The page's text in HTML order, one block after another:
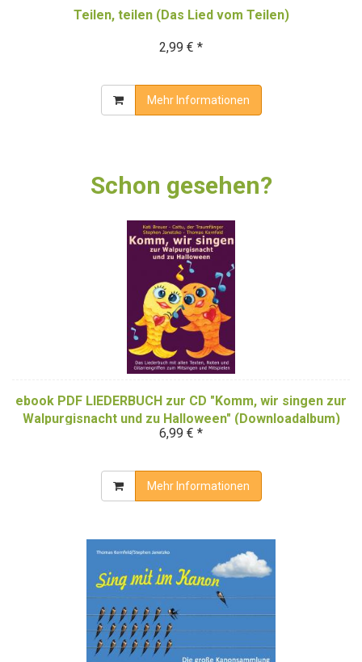
Teilen, teilen (Das Lied vom Teilen)
2,99 € *
Mehr Informationen
Schon gesehen?
ebook PDF LIEDERBUCH zur CD "Komm, wir singen zur
Walpurgisnacht und zu Halloween" (Downloadalbum)
6,99 € *
Mehr Informationen